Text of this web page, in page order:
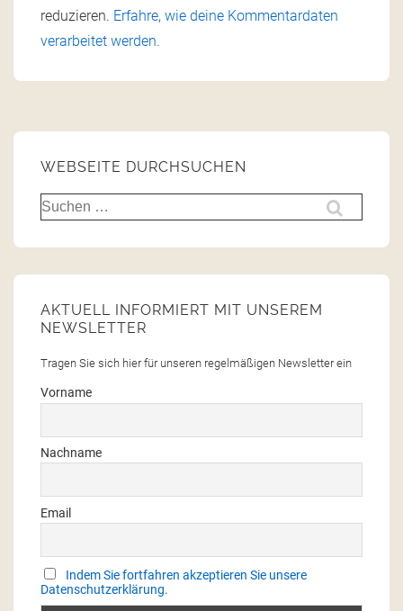
reduzieren. Erfahre, wie deine Kommentardaten
verarbeitet werden.
WEBSEITE DURCHSUCHEN
AKTUELL INFORMIERT MIT UNSEREM
NEWSLETTER
Tragen Sie sich hier für unseren regelmäßigen Newsletter ein
Vorname
Nachname
Email
Indem Sie fortfahren akzeptieren Sie unsere
Datenschutzerklärung.